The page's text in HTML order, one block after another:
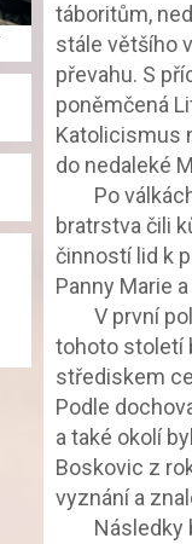
táboritům,
stále většího
převahu. S
poněmčená
Katolicismus
do nedaleké
bratrstva čili
činností lid k
Panny Marie
tohoto století
střediskem
Podle
a také okolí
Boskovic z
vyznání a